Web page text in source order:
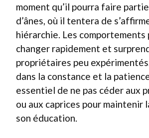
moment qu’il pourra faire
d’ânes, où il tentera de
hiérarchie. Les comportements
changer rapidement et
propriétaires peu
dans la constance et la
essentiel de ne pas céder aux
ou aux caprices pour maintenir
son éducation.